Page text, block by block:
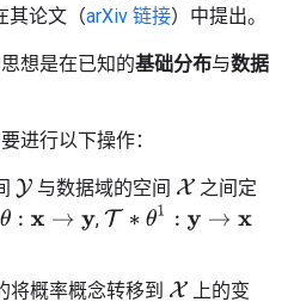
其论文（arXiv 链接）中提出。
想是在已知的基础分布与数据
进行以下操作：
Y 与数据域的空间 X 之间定
x→ y , T∗ θ 1:y → x
将概率概念转移到 X 上的变